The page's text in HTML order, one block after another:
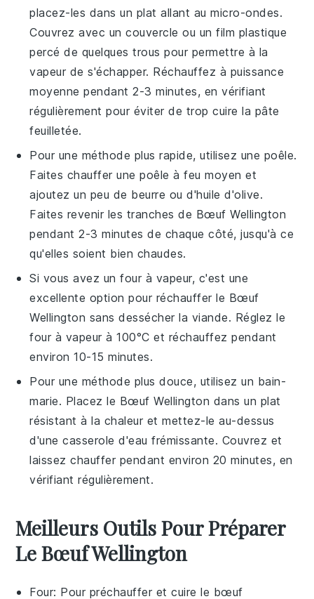
placez-les dans un plat allant au micro-ondes.
Couvrez avec un couvercle ou un film plastique
percé de quelques trous pour permettre à la
vapeur de s'échapper. Réchauffez à puissance
moyenne pendant 2-3 minutes, en vérifiant
régulièrement pour éviter de trop cuire la pâte
feuilletée.
Pour une méthode plus rapide, utilisez une poêle.
Faites chauffer une poêle à feu moyen et
ajoutez un peu de beurre ou d'huile d'olive.
Faites revenir les tranches de Bœuf Wellington
pendant 2-3 minutes de chaque côté, jusqu'à ce
qu'elles soient bien chaudes.
Si vous avez un four à vapeur, c'est une
excellente option pour réchauffer le Bœuf
Wellington sans dessécher la viande. Réglez le
four à vapeur à 100°C et réchauffez pendant
environ 10-15 minutes.
Pour une méthode plus douce, utilisez un bain-
marie. Placez le Bœuf Wellington dans un plat
résistant à la chaleur et mettez-le au-dessus
d'une casserole d'eau frémissante. Couvrez et
laissez chauffer pendant environ 20 minutes, en
vérifiant régulièrement.
Meilleurs Outils Pour Préparer
Le Bœuf Wellington
Four: Pour préchauffer et cuire le bœuf